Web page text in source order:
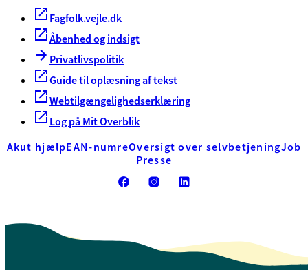
Fagfolk.vejle.dk
Åbenhed og indsigt
Privatlivspolitik
Guide til oplæsning af tekst
Webtilgængelighedserklæring
Log på Mit Overblik
Akut hjælpEAN-numreOversigt over selvbetjeningJob
Presse